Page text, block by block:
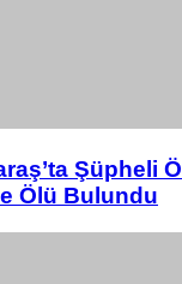
Şüpheli
Ölü Bulundu